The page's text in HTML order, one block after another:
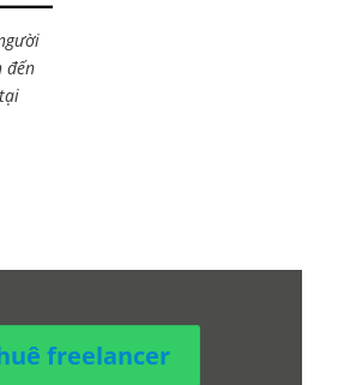
đến
freelancer